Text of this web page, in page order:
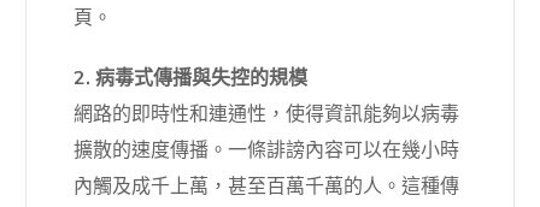
頁。
2. 病毒式傳播與失控的規模
網路的即時性和連通性，使得資訊能夠以病毒
擴散的速度傳播。一條誹謗內容可以在幾小時
內觸及成千上萬，甚至百萬千萬的人。這種傳